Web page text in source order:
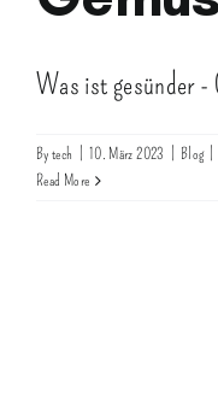
Was ist gesünder -
Bytech 10. März 2023 Blog
Read More